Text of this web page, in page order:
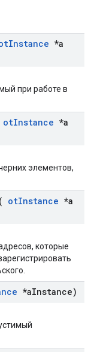
Instance *a
при работе в
otInstance *a
элементов,
otInstance *a
которые
*aInstance)